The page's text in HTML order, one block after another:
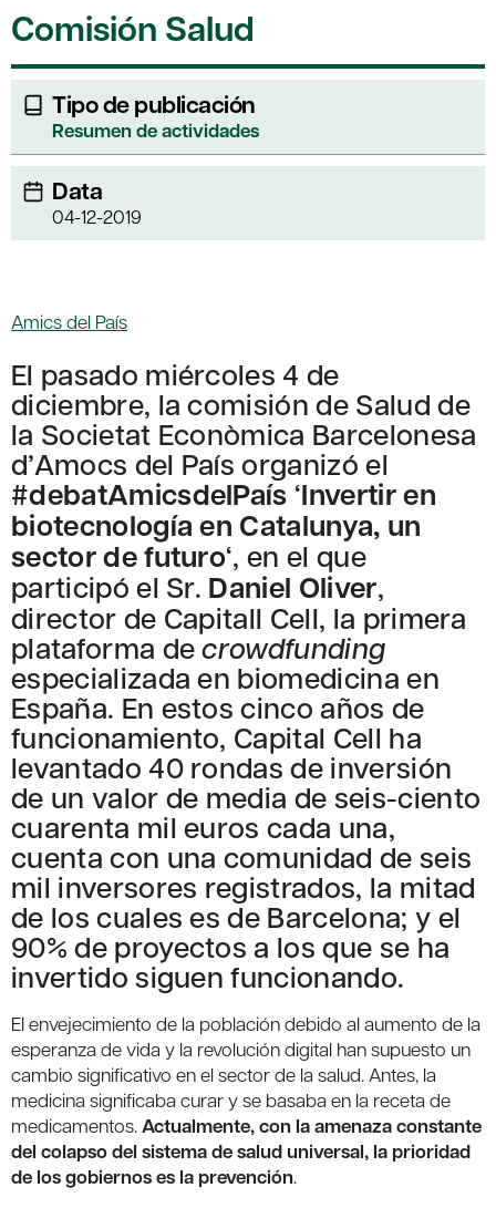
Comisión Salud
Tipo de publicación
Resumen de actividades
Data
04-12-2019
Amics del País
El pasado miércoles 4 de
diciembre, la comisión de Salud de
la Societat Econòmica Barcelonesa
d’Amocs del País organizó el
#debatAmicsdelPaís ‘Invertir en
biotecnología en Catalunya, un
sector de futuro‘, en el que
participó el Sr. Daniel Oliver,
director de Capitall Cell, la primera
plataforma decrowdfunding
especializada en biomedicina en
España. En estos cinco años de
funcionamiento, Capital Cell ha
levantado 40 rondas de inversión
de un valor de media de seis-ciento
cuarenta mil euros cada una,
cuenta con una comunidad de seis
mil inversores registrados, la mitad
de los cuales es de Barcelona; y el
90% de proyectos a los que se ha
invertido siguen funcionando.
El envejecimiento de la población debido al aumento de la
esperanza de vida y la revolución digital han supuesto un
cambio significativo en el sector de la salud. Antes, la
medicina significaba curar y se basaba en la receta de
medicamentos.Actualmente, con la amenaza constante
del colapso del sistema de salud universal, la prioridad
de los gobiernos es la prevención.